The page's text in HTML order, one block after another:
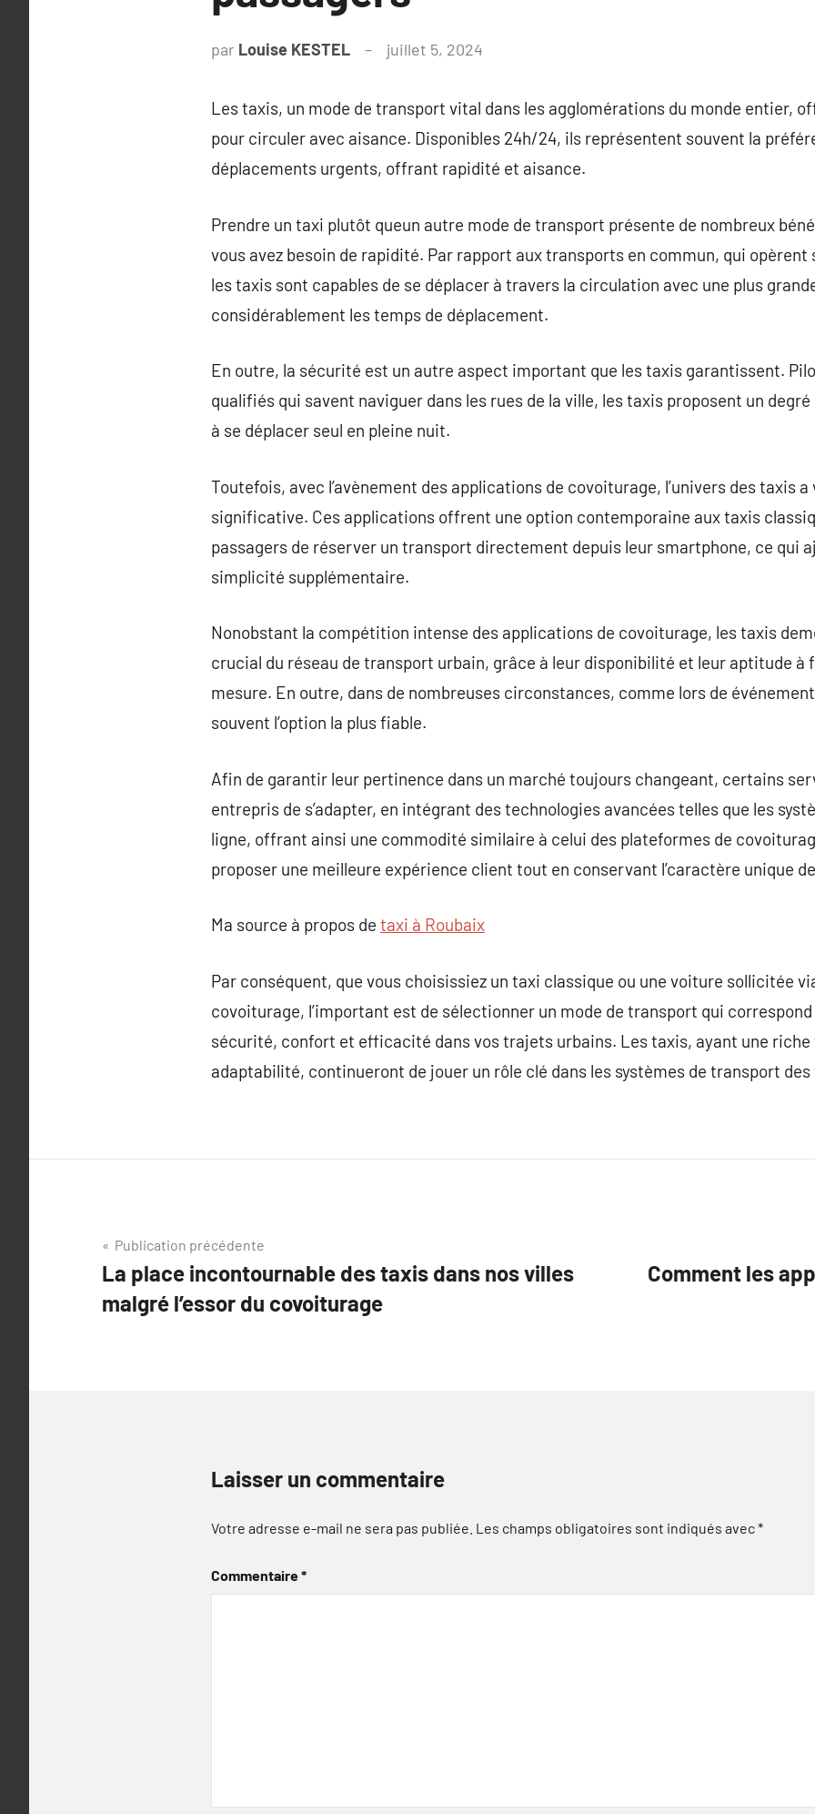
par Louise KESTEL juillet 5, 2024
Les taxis, un mode de transport vital dans les agglomérations du monde entier,
pour circuler avec aisance. Disponibles 24h/24, ils représentent souvent la
déplacements urgents, offrant rapidité et aisance.
Prendre un taxi plutôt queun autre mode de transport présente de nombreux
vous avez besoin de rapidité. Par rapport aux transports en commun, qui opèrent
les taxis sont capables de se déplacer à travers la circulation avec une plus
considérablement les temps de déplacement.
En outre, la sécurité est un autre aspect important que les taxis garantissent.
qualifiés qui savent naviguer dans les rues de la ville, les taxis proposent un
à se déplacer seul en pleine nuit.
Toutefois, avec l’avènement des applications de covoiturage, l’univers des taxis a
significative. Ces applications offrent une option contemporaine aux taxis
passagers de réserver un transport directement depuis leur smartphone, ce qui
simplicité supplémentaire.
Nonobstant la compétition intense des applications de covoiturage, les taxis
crucial du réseau de transport urbain, grâce à leur disponibilité et leur aptitude à
mesure. En outre, dans de nombreuses circonstances, comme lors de
souvent l’option la plus fiable.
Afin de garantir leur pertinence dans un marché toujours changeant, certains
entrepris de s’adapter, en intégrant des technologies avancées telles que les
ligne, offrant ainsi une commodité similaire à celui des plateformes de
proposer une meilleure expérience client tout en conservant l’caractère unique
Ma source à propos de taxi à Roubaix
Par conséquent, que vous choisissiez un taxi classique ou une voiture sollicitée
covoiturage, l’important est de sélectionner un mode de transport qui
sécurité, confort et efficacité dans vos trajets urbains. Les taxis, ayant une
adaptabilité, continueront de jouer un rôle clé dans les systèmes de transport
Navigation
de
l’article
Publication précédente
La place incontournable des taxis dans nos villes
malgré l’essor du covoiturage
Comment les
Laisser un commentaire
Votre adresse e-mail ne sera pas publiée. Les champs obligatoires sont indiqués avec*
Commentaire*